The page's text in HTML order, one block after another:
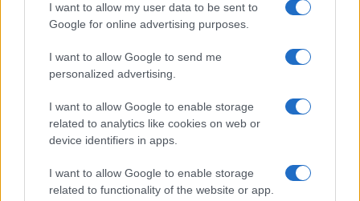
I want to allow my user data to be sent to
Google for online advertising purposes.
I want to allow Google to send me
personalized advertising.
I want to allow Google to enable storage
related to analytics like cookies on web or
device identifiers in apps.
I want to allow Google to enable storage
related to functionality of the website or app.
Cómo una organización australiana ayuda a mantener
unidas a las personas vulnerables y sus mascotas
Javier Ortega · 5 Ago 2026